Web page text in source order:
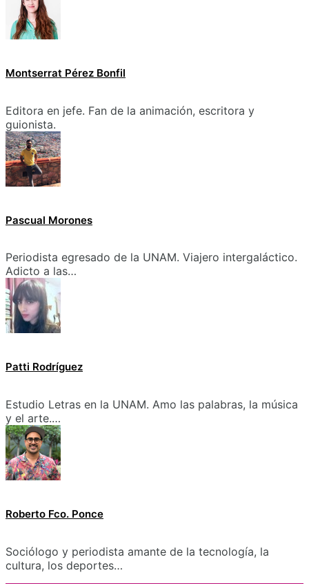
Montserrat Pérez Bonfil
Editora en jefe. Fan de la animación, escritora y
guionista.
Pascual Morones
Periodista egresado de la UNAM. Viajero intergaláctico.
Adicto a las…
Patti Rodríguez
Estudio Letras en la UNAM. Amo las palabras, la música
y el arte.…
Roberto Fco. Ponce
Sociólogo y periodista amante de la tecnología, la
cultura, los deportes…